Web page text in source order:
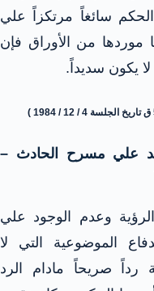
سائغاً مرتكزاً علي
موردها من الأوراق فإن
يكون سديداً.
علي مسرح الحادث –
وعدم الوجود علي
الموضوعية التي لا
صريحاً مادام الرد